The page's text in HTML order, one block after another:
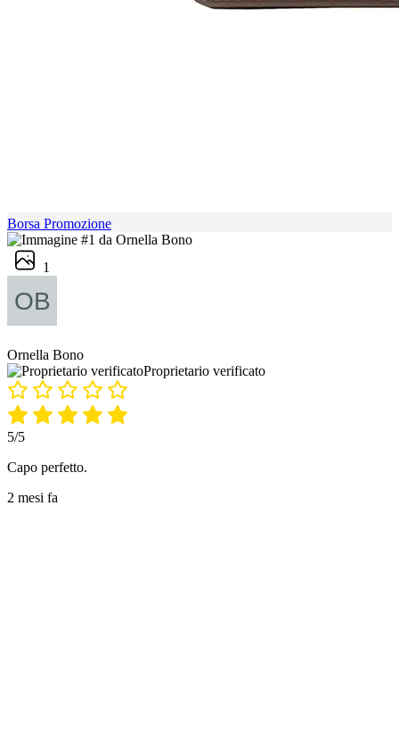
Borsa Promozione
1
Ornella Bono
Proprietario verificato
5/5
Capo perfetto.
2 mesi fa